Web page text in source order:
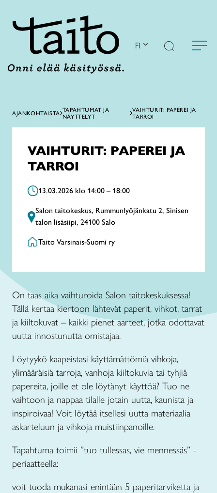
FI
AJANKOHTAISTA TAPAHTUMAT JA
NÄYTTELYT
VAIHTURIT: PAPEREI JA
TARROI
VAIHTURIT: PAPEREI JA
TARROI
13.03.2026 klo 14:00 – 18:00
Salon taitokeskus, Rummunlyöjänkatu 2, Sinisen
talon lisäsiipi, 24100 Salo
Taito Varsinais-Suomi ry
On taas aika vaihturoida Salon taitokeskuksessa!
Tällä kertaa kiertoon lähtevät paperit, vihkot, tarrat
ja kiiltokuvat – kaikki pienet aarteet, jotka odottavat
uutta innostunutta omistajaa.
Löytyykö kaapeistasi käyttämättömiä vihkoja,
ylimääräisiä tarroja, vanhoja kiiltokuvia tai tyhjiä
papereita, joille et ole löytänyt käyttöä? Tuo ne
vaihtoon ja nappaa tilalle jotain uutta, kaunista ja
inspiroivaa! Voit löytää itsellesi uutta materiaalia
askarteluun ja vihkoja muistiinpanoille.
Tapahtuma toimii ”tuo tullessas, vie mennessäs” -
periaatteella:
voit tuoda mukanasi enintään 5 paperitarviketta ja